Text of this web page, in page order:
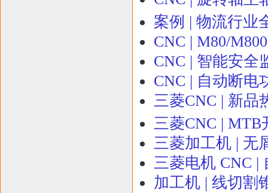
案例 | 物流行业
CNC | M80/
CNC | 智能安全
CNC | 自动断电
三菱CNC | 新品
三菱CNC |
三菱加工机 | 无
三菱电机 CNC |
加工机 | 线切割